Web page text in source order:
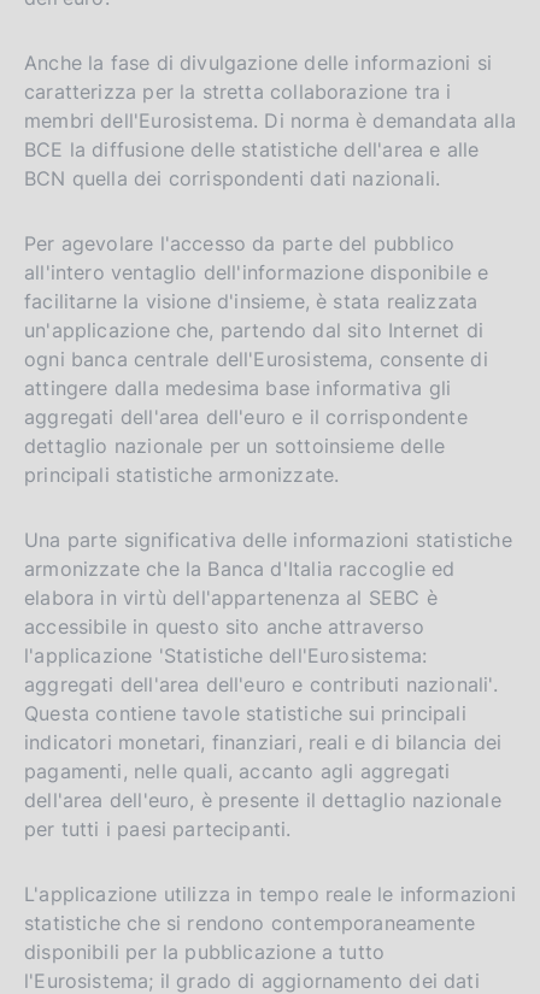
Anche la fase di divulgazione delle informazioni si
caratterizza per la stretta collaborazione tra i
membri dell'Eurosistema. Di norma è demandata alla
BCE la diffusione delle statistiche dell'area e alle
BCN quella dei corrispondenti dati nazionali.
Per agevolare l'accesso da parte del pubblico
all'intero ventaglio dell'informazione disponibile e
facilitarne la visione d'insieme, è stata realizzata
un'applicazione che, partendo dal sito Internet di
ogni banca centrale dell'Eurosistema, consente di
attingere dalla medesima base informativa gli
aggregati dell'area dell'euro e il corrispondente
dettaglio nazionale per un sottoinsieme delle
principali statistiche armonizzate.
Una parte significativa delle informazioni statistiche
armonizzate che la Banca d'Italia raccoglie ed
elabora in virtù dell'appartenenza al SEBC è
accessibile in questo sito anche attraverso
l'applicazione 'Statistiche dell'Eurosistema:
aggregati dell'area dell'euro e contributi nazionali'.
Questa contiene tavole statistiche sui principali
indicatori monetari, finanziari, reali e di bilancia dei
pagamenti, nelle quali, accanto agli aggregati
dell'area dell'euro, è presente il dettaglio nazionale
per tutti i paesi partecipanti.
L'applicazione utilizza in tempo reale le informazioni
statistiche che si rendono contemporaneamente
disponibili per la pubblicazione a tutto
l'Eurosistema; il grado di aggiornamento dei dati